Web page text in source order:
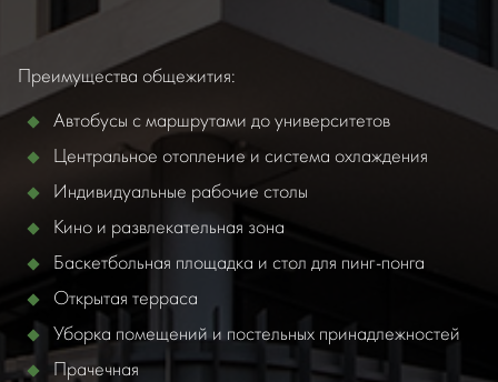
Преимущества общежития:
Автобусы с маршрутами до университетов
Центральное отопление и система охлаждения
Индивидуальные рабочие столы
Кино и развлекательная зона
Баскетбольная площадка и стол для пинг-понга
Открытая терраса
Уборка помещений и постельных принадлежностей
Прачечная